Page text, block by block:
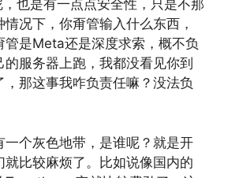
也是有一点点安全性，只是不那
况下，你甭管输入什么东西，
管是Meta还是深度求索，概不负
服务器上跑，我都没看见你到
，那这事我咋负责任嘛？没法负
一个灰色地带，是谁呢？就是开
就比较麻烦了。比如说像国内的